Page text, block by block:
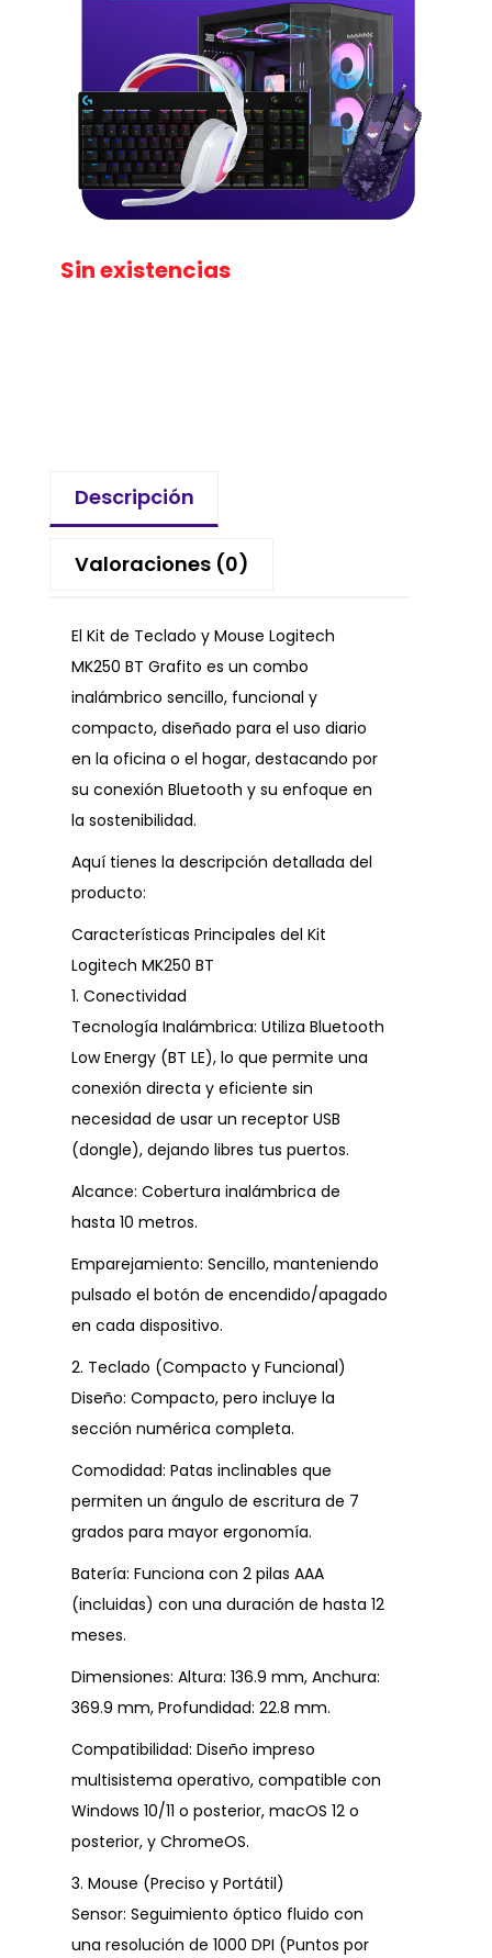
Sin existencias
Descripción
Valoraciones (0)
El Kit de Teclado y Mouse Logitech
MK250 BT Grafito es un combo
inalámbrico sencillo, funcional y
compacto, diseñado para el uso diario
en la oficina o el hogar, destacando por
su conexión Bluetooth y su enfoque en
la sostenibilidad.
Aquí tienes la descripción detallada del
producto:
Características Principales del Kit
Logitech MK250 BT
1. Conectividad
Tecnología Inalámbrica: Utiliza Bluetooth
Low Energy (BT LE), lo que permite una
conexión directa y eficiente sin
necesidad de usar un receptor USB
(dongle), dejando libres tus puertos.
Alcance: Cobertura inalámbrica de
hasta 10 metros.
Emparejamiento: Sencillo, manteniendo
pulsado el botón de encendido/apagado
en cada dispositivo.
2. Teclado (Compacto y Funcional)
Diseño: Compacto, pero incluye la
sección numérica completa.
Comodidad: Patas inclinables que
permiten un ángulo de escritura de 7
grados para mayor ergonomía.
Batería: Funciona con 2 pilas AAA
(incluidas) con una duración de hasta 12
meses.
Dimensiones: Altura: 136.9 mm, Anchura:
369.9 mm, Profundidad: 22.8 mm.
Compatibilidad: Diseño impreso
multisistema operativo, compatible con
Windows 10/11 o posterior, macOS 12 o
posterior, y ChromeOS.
3. Mouse (Preciso y Portátil)
Sensor: Seguimiento óptico fluido con
una resolución de 1000 DPI (Puntos por